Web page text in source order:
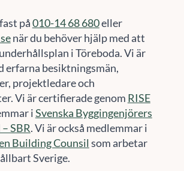
på010-14 68 680eller
när du behöver hjälp med att
i Töreboda. Vi är
erfarna besiktningsmän,
projektledare och
Vi är certifierade genom RISE
iSvenska Byggingenjörers
SBR. Vi är också medlemmar i
Building Counsil som arbetar
Sverige.